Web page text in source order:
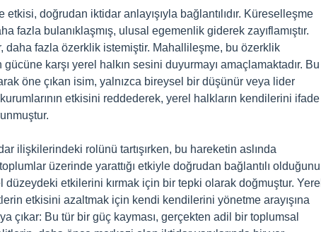
doğrudan iktidar anlayışıyla bağlantılıdır. Küreselleşme
fazla bulanıklaşmış, ulusal egemenlik giderek zayıflamıştır.
daha fazla özerklik istemiştir. Mahallileşme, bu özerklik
karşı yerel halkın sesini duyurmayı amaçlamaktadır. Bu
öne çıkan isim, yalnızca bireysel bir düşünür veya lider
etkisini reddederek, yerel halkların kendilerini ifade
ilişkilerindeki rolünü tartışırken, bu hareketin aslında
üzerinde yarattığı etkiyle doğrudan bağlantılı olduğunu
etkilerini kırmak için bir tepki olarak doğmuştur. Yerel
etkisini azaltmak için kendi kendilerini yönetme arayışına
çıkar: Bu tür bir güç kayması, gerçekten adil bir toplumsal